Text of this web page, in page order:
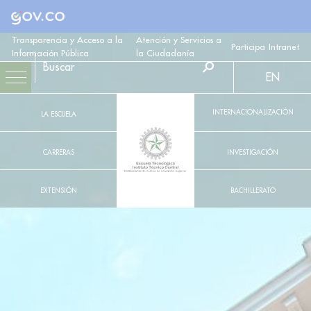
Logo Gobierno de Colombia
Transparencia y Acceso a la
Información Pública
Atención y Servicios a
la Ciudadanía
Participa Intranet
LA ESCUELA
CARRERAS
EXTENSIÓN
EN
INTERNACIONALIZACIÓN
INVESTIGACIÓN
BACHILLERATO